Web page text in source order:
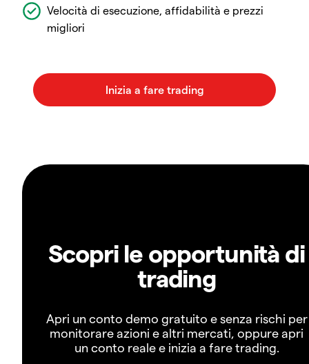
Velocità di esecuzione, affidabilità e prezzi
migliori
Scopri le opportunità di
trading
Apri un conto demo gratuito e senza rischi per
monitorare azioni e altri mercati, oppure apri
un conto reale e inizia a fare trading.